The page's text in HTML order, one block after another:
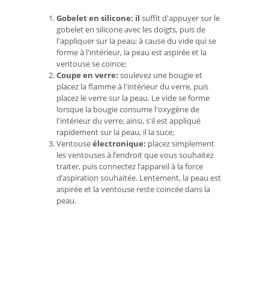
Gobelet en silicone: il suffit d'appuyer sur le
gobelet en silicone avec les doigts, puis de
l'appliquer sur la peau; à cause du vide qui se
forme à l'intérieur, la peau est aspirée et la
ventouse se coince;
Coupe en verre: soulevez une bougie et
placez la flamme à l'intérieur du verre, puis
placez le verre sur la peau. Le vide se forme
lorsque la bougie consume l'oxygène de
l'intérieur du verre; ainsi, s'il est appliqué
rapidement sur la peau, il la suce;
Ventouseélectronique: placez simplement
les ventouses à l’endroit que vous souhaitez
traiter, puis connectez l’appareil à la force
d’aspiration souhaitée. Lentement, la peau est
aspirée et la ventouse reste coincée dans la
peau.